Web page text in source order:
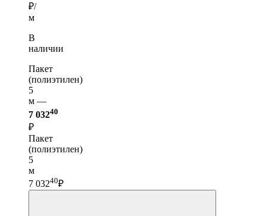
₽/
м
В
наличии
Пакет
(полиэтилен)
5
м —
7 03240
₽
Пакет
(полиэтилен)
5
м
7 03240₽